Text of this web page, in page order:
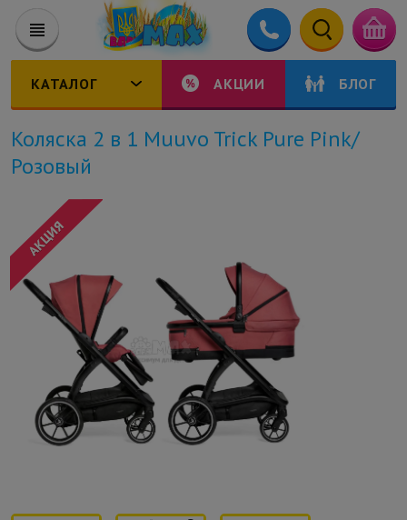
КАТАЛОГ АКЦИИ БЛОГ
Коляска 2 в 1 Muuvo Trick Pure Pink/
Розовый